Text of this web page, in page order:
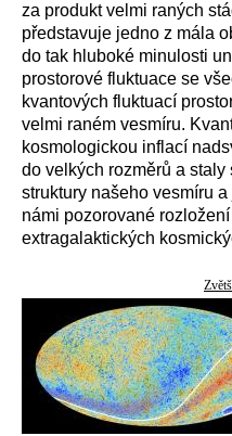
za produkt velmi raných
představuje jedno z mála
do tak hluboké minulosti
prostorové fluktuace se
kvantových fluktuací
velmi raném vesmíru.
kosmologickou inflací
do velkých rozměrů a
struktury našeho vesmíru
námi pozorované
extragalaktických